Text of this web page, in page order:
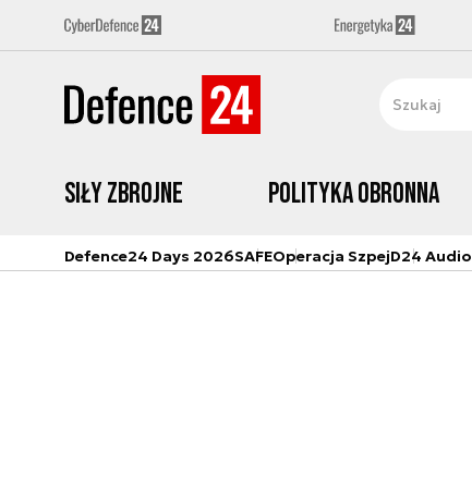
Siły zbrojne Polityka obronna
Defence24 Days 2026SAFEOperacja SzpejD24 Audio